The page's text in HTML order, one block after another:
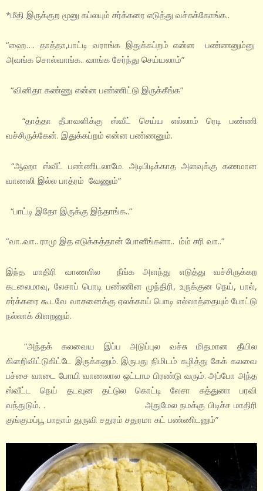
*மீதி இருக்குற மூனு கப்லயும் சர்க்கரை எடுத்து வச்சுக்கோங்க..
“ஹை…. தாத்தா,பாட்டி வராங்க இதுக்கப்றம் என்ன பண்ணனும்னு
அவங்க சொல்வாங்க.. வாங்க சேர்ந்து செய்யலாம்”
“வினிதா கண்ணு என்ன பண்ணிட்டு இருக்கீங்க”
“தாத்தா தீபாவளிக்கு ஸ்வீட் செய்ய எல்லாம் ரெடி பண்ணி
வச்சிருக்கேன். இதுக்கப்றம் என்ன பண்ணனும்.
“ஆஹா ஸ்வீட் பண்ணிடலாமே. அடிபிடிக்காத அளவுக்கு கணமான
வாணலி இல்ல பாத்ரம் வேணும்”
“பாட்டி இதோ இருக்கு இந்தாங்க..”
“வா..வா.. ராமு இத எடுக்கத்தான் போனீங்களா.. ம்ம் சரி வா..”
இந்த மாதிரி வாணலில நீங்க அளந்து எடுத்து வச்சிருக்கற
கடலைமாவு, லேசாப் பொடி பண்ணின முந்திரி, உருக்குன நெய், பால்,
சர்க்கரை கூடவே வாசனைக்கு ஏலக்காய் பொடி எல்லாத்தையும் போட்டு
நல்லாக் கிளறனும்.
“அந்தக் கலவைய இப்ப அடுப்புல வச்சு மிதமான தீயில
கிளறிவிட்டுகிட்டே இருக்கனும். இருபது நிமிடம் கழித்து கேக் கலவை
பச்சை வாடை போயி வாணலால ஒட்டாம பிரண்டு வரும். அப்போ அந்த
ஸ்வீட்ட நெய் தடவுன தட்டுல கொட்டி லேசா சுத்துனா பரவி
வந்துடும். . அதுமேல நமக்கு பிடிச்ச மாதிரி
குங்குமப்பூ பாதாம் துருவி சதுரம் சதுரமா கட் பண்ணிடனும்”